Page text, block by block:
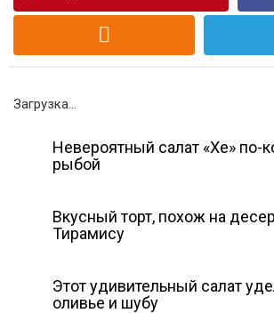
Загрузка...
Невероятный салат «Хе» по-
рыбой
Вкусный торт, похож на
Тирамису
Этот удивительный салат
оливье и шубу